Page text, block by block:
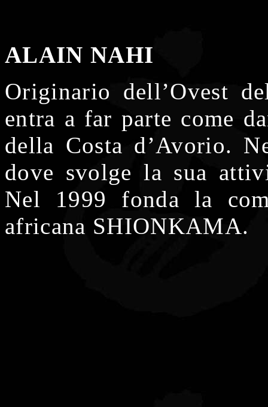
ALAIN NAHI
Originario dell’Ovest
entra a far parte come
della Costa d’Avorio.
dove svolge la sua
Nel 1999 fonda la
africana SHIONKAMA.